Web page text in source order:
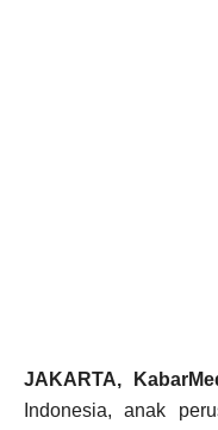
JAKARTA,
Indonesia, anak